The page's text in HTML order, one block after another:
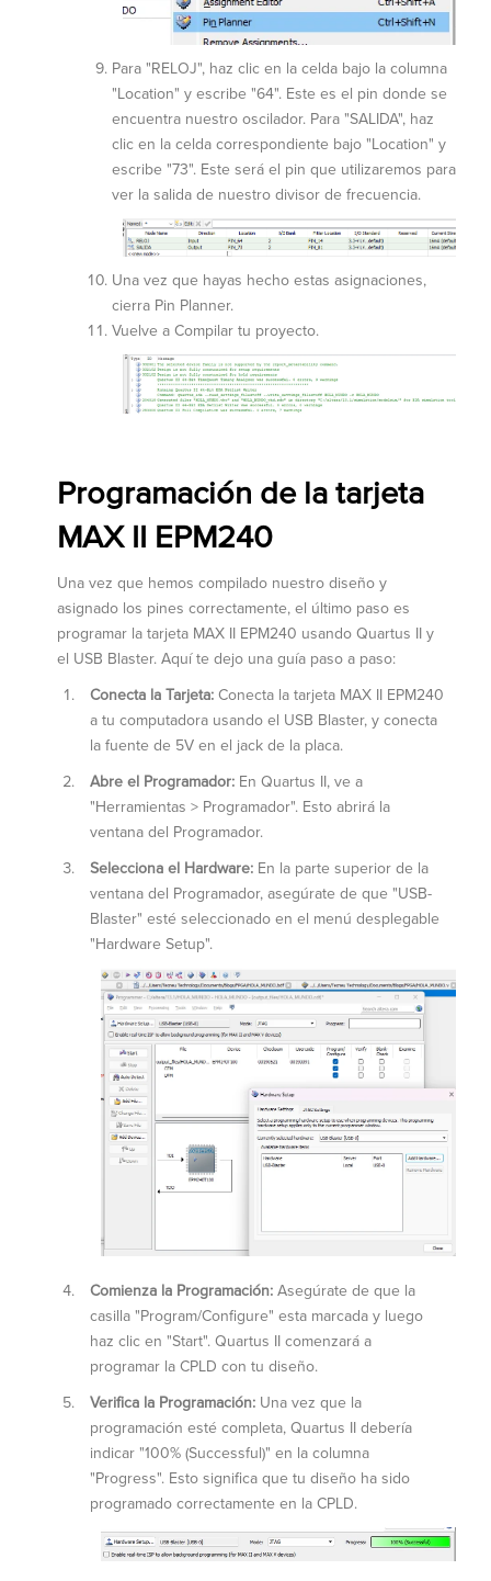
Para "RELOJ", haz clic en la celda bajo la columna
"Location" y escribe "64". Este es el pin donde se
encuentra nuestro oscilador. Para "SALIDA", haz
clic en la celda correspondiente bajo "Location" y
escribe "73". Este será el pin que utilizaremos para
ver la salida de nuestro divisor de frecuencia.
Una vez que hayas hecho estas asignaciones,
cierra Pin Planner.
Vuelve a Compilar tu proyecto.
Programación de la tarjeta
MAX II EPM240
Una vez que hemos compilado nuestro diseño y
asignado los pines correctamente, el último paso es
programar la tarjeta MAX II EPM240 usando Quartus II y
el USB Blaster. Aquí te dejo una guía paso a paso:
Conecta la Tarjeta: Conecta la tarjeta MAX II EPM240
a tu computadora usando el USB Blaster, y conecta
la fuente de 5V en el jack de la placa.
Abre el Programador: En Quartus II, ve a
"Herramientas > Programador". Esto abrirá la
ventana del Programador.
Selecciona el Hardware: En la parte superior de la
ventana del Programador, asegúrate de que "USB-
Blaster" esté seleccionado en el menú desplegable
"Hardware Setup".
Comienza la Programación: Asegúrate de que la
casilla "Program/Configure" esta marcada y luego
haz clic en "Start". Quartus II comenzará a
programar la CPLD con tu diseño.
Verifica la Programación: Una vez que la
programación esté completa, Quartus II debería
indicar "100% (Successful)" en la columna
"Progress". Esto significa que tu diseño ha sido
programado correctamente en la CPLD.